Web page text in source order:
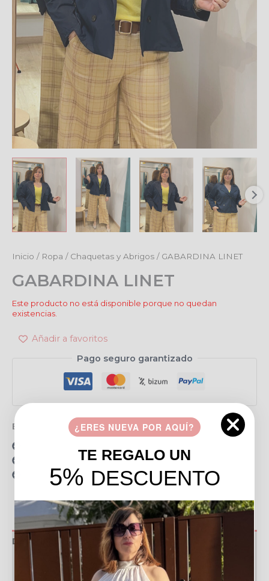
Inicio / Ropa / Chaquetas y Abrigos / GABARDINA LINET
GABARDINA LINET
Este producto no está disponible porque no quedan
existencias.
Añadir a favoritos
Pago seguro garantizado
Envío gratis en pedidos de más de 49 €
Resolvemos tus dudas por llamada o WhatsApp
Recogida en tienda gratis
Descripción
Información adicional
¿ERES NUEVA POR AQUÍ?
TE REGALO UN
5% DESCUENTO